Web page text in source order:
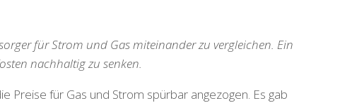
für Strom und Gas miteinander zu vergleichen. Ein
nachhaltig zu senken.
Preise für Gas und Strom spürbar angezogen. Es gab